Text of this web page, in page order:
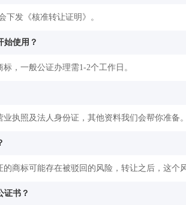
下发《核准转让证明》。
始使用？
，一般公证办理需1-2个工作日。
执照及法人身份证，其他资料我们会帮你准备。
商标可能存在被驳回的风险，转让之后，这个
证书？